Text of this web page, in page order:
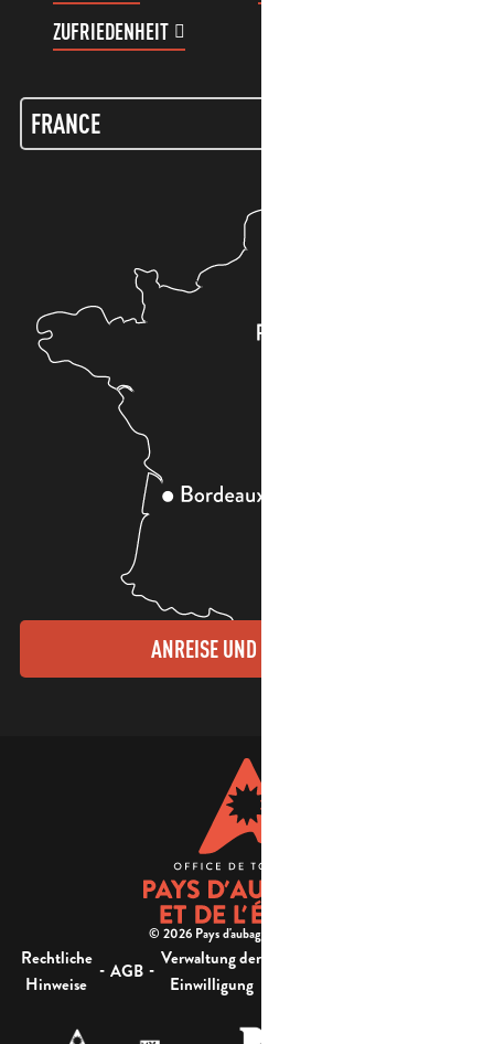
ZUFRIEDENHEIT
ANREISE UND KONTAKTE
© 2026 Pays d'aubagne et de l'étoile -
Rechtliche
Hinweise
- AGB - Verwaltung der
Einwilligung